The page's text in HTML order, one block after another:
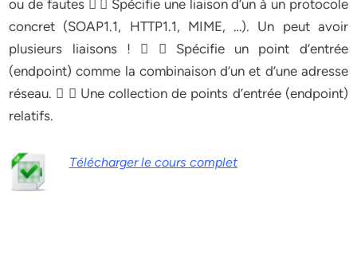
ou de fautes   Spécifie une liaison d’un à un protocole
concret (SOAP1.1, HTTP1.1, MIME, …). Un peut avoir
plusieurs liaisons !   Spécifie un point d’entrée
(endpoint) comme la combinaison d’un et d’une adresse
réseau.   Une collection de points d’entrée (endpoint)
relatifs.
Télécharger le cours complet